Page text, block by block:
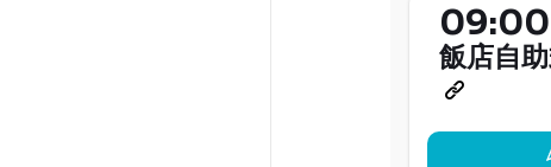
09:00
飯店自